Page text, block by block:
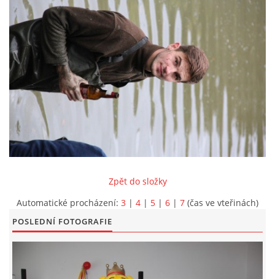
HASIČI
VOLBY
VIDEA
OBČASNÍK
© 2026 eStránky.cz |Aktualizováno: 5. 6. 2026
Zpět do složky
Automatické procházení: 3 | 4 | 5 | 6 | 7 (čas ve vteřinách)
POSLEDNÍ FOTOGRAFIE